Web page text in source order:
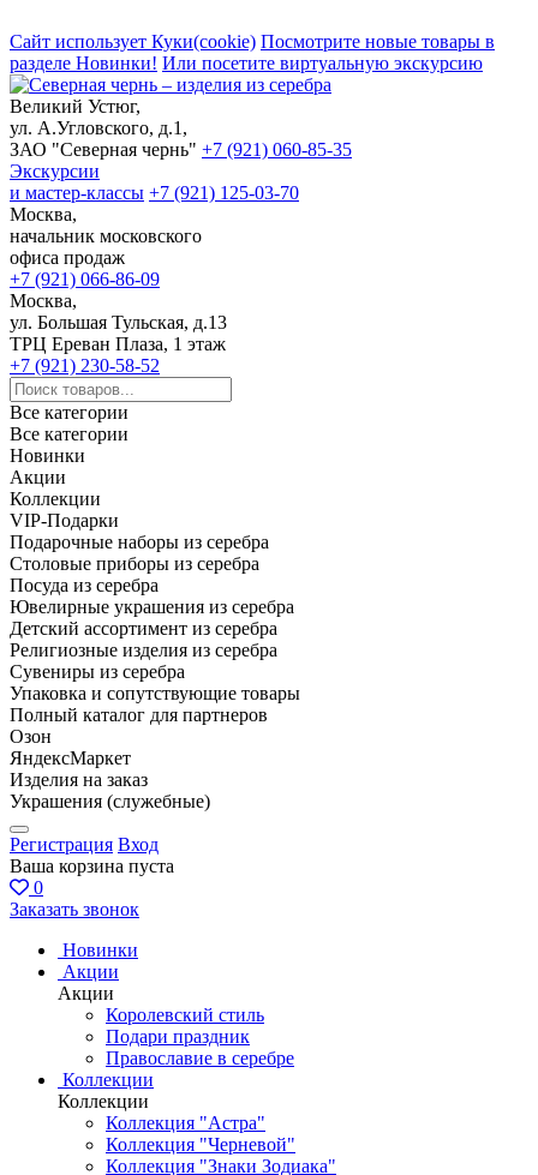
Сайт использует Куки(cookie) Посмотрите новые товары в
разделе Новинки! Или посетите виртуальную экскурсию
Великий Устюг,
ул. А.Угловского, д.1,
ЗАО "Северная чернь" +7 (921) 060-85-35
Экскурсии
и мастер-классы +7 (921) 125-03-70
Москва,
начальник московского
офиса продаж
+7 (921) 066-86-09
Москва,
ул. Большая Тульская, д.13
ТРЦ Ереван Плаза, 1 этаж
+7 (921) 230-58-52
Все категории
Все категории
Новинки
Акции
Коллекции
VIP-Подарки
Подарочные наборы из серебра
Столовые приборы из серебра
Посуда из серебра
Ювелирные украшения из серебра
Детский ассортимент из серебра
Религиозные изделия из серебра
Сувениры из серебра
Упаковка и сопутствующие товары
Полный каталог для партнеров
Озон
ЯндексМаркет
Изделия на заказ
Украшения (служебные)
Регистрация Вход
Ваша корзина пуста
0
Заказать звонок
Новинки
Акции
Акции
Королевский стиль
Подари праздник
Православие в серебре
Коллекции
Коллекции
Коллекция "Астра"
Коллекция "Черневой"
Коллекция "Знаки Зодиака"